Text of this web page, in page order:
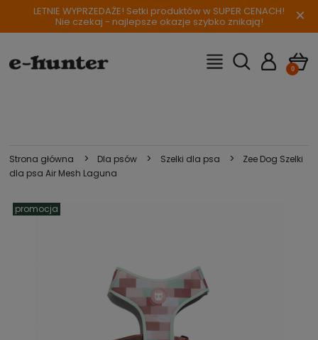
LETNIE WYPRZEDAŻE! Setki produktów w SUPER CENACH!
Nie czekaj - najlepsze okazje szybko znikają! ×
Strona główna > Dla psów > Szelki dla psa >
Zee Dog Szelki
dla psa Air Mesh Laguna
promocja